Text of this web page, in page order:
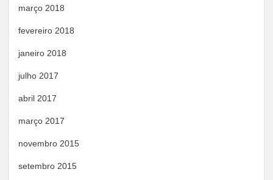
março 2018
fevereiro 2018
janeiro 2018
julho 2017
abril 2017
março 2017
novembro 2015
setembro 2015